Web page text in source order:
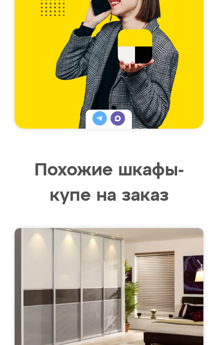
Похожие шкафы-
купе на заказ